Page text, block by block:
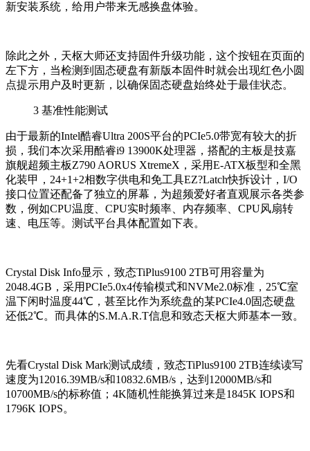
新安装系统，给用户带来无感换盘体验。
除此之外，天枢大师还支持固件升级功能，这个按钮在页面的
左下方，当检测到固态硬盘有新版本固件时就会出现红色小圆
点提示用户及时更新，以确保固态硬盘始终处于最佳状态。
3 基准性能测试
由于最新的Intel酷睿Ultra 200S平台的PCIe5.0带宽有较大的折
损，我们本次采用酷睿i9 13900K处理器，搭配的主板是技嘉
旗舰超频主板Z790 AORUS XtremeX，采用E-ATX板型和全黑
化装甲，24+1+2相数字供电和免工具EZ?Latch快拆设计，I/O
接口位置还配备了独立的屏幕，为超频爱好者直观展示各类参
数，例如CPU温度、CPU实时频率、内存频率、CPU风扇转
速、电压等。测试平台具体配置如下表。
Crystal Disk Info显示，致态TiPlus9100 2TB可用容量为
2048.4GB，采用PCIe5.0x4传输模式和NVMe2.0标准，25℃室
温下闲时温度44℃，甚至比作为系统盘的某PCIe4.0固态硬盘
还低2℃。而具体的S.M.A.R.T信息和致态天枢大师基本一致。
先看Crystal Disk Mark测试成绩，致态TiPlus9100 2TB连续读写
速度为12016.39MB/s和10832.6MB/s，达到12000MB/s和
10700MB/s的标称值；4K随机性能换算过来是1845K IOPS和
1796K IOPS。